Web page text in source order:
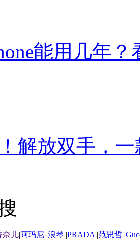
能用几年
解放双手，
奈儿|阿玛尼 |浪琴 |PRADA |范思哲 |